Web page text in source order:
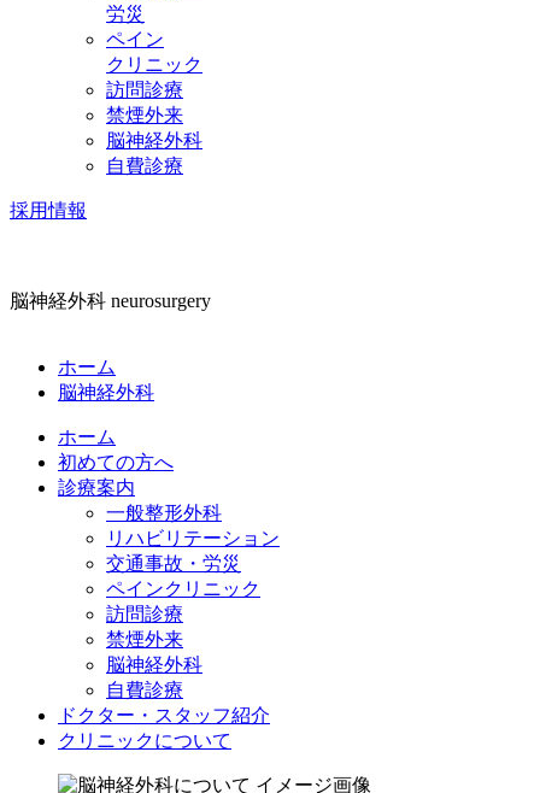
労災
ペイン
クリニック
訪問診療
禁煙外来
脳神経外科
自費診療
採用情報
脳神経外科 neurosurgery
ホーム
脳神経外科
ホーム
初めての方へ
診療案内
一般整形外科
リハビリテーション
交通事故・労災
ペインクリニック
訪問診療
禁煙外来
脳神経外科
自費診療
ドクター・スタッフ紹介
クリニックについて